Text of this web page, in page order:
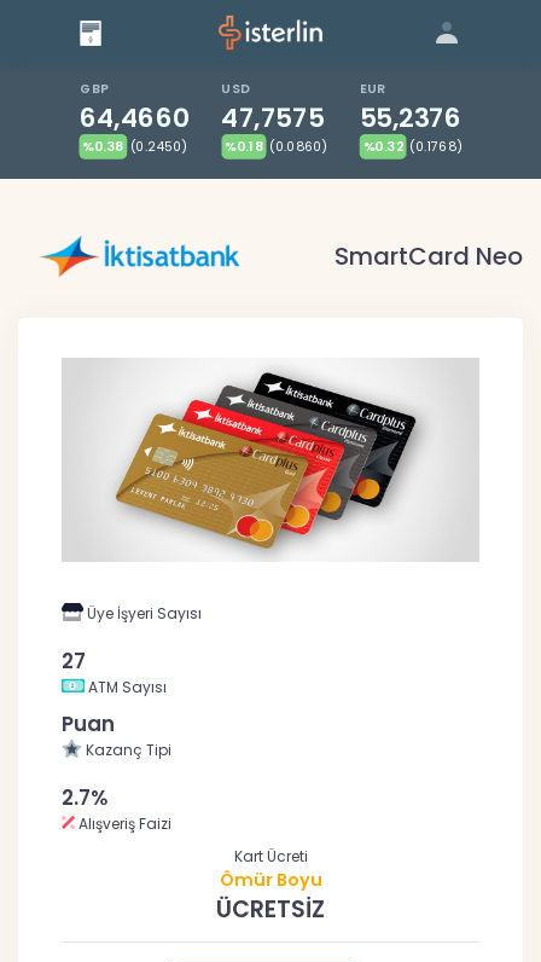
| Blog | Giriş
GBP
64,4660
%0.38 (0.2450)
USD
47,7575
%0.18 (0.0860)
EUR
55,2376
%0.32 (0.1768)
SmartCard Neo
Üye İşyeri Sayısı
27
ATM Sayısı
Puan
Kazanç Tipi
2.7%
Alışveriş Faizi
Kart Ücreti
Ömür Boyu
ÜCRETSİZ